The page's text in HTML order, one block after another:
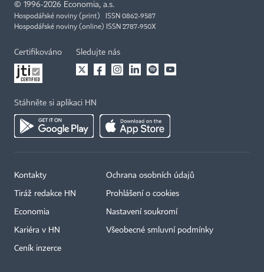
© 1996-2026 Economia, a.s.
Hospodářské noviny (print) ISSN 0862-9587
Hospodářské noviny (online) ISSN 2787-950X
Certifikováno Sledujte nás
Stáhněte si aplikaci HN
Kontakty
Tiráž redakce HN
Economia
Kariéra v HN
Ceník inzerce
Ochrana osobních údajů
Prohlášení o cookies
Nastavení soukromí
Všeobecné smluvní podmínky